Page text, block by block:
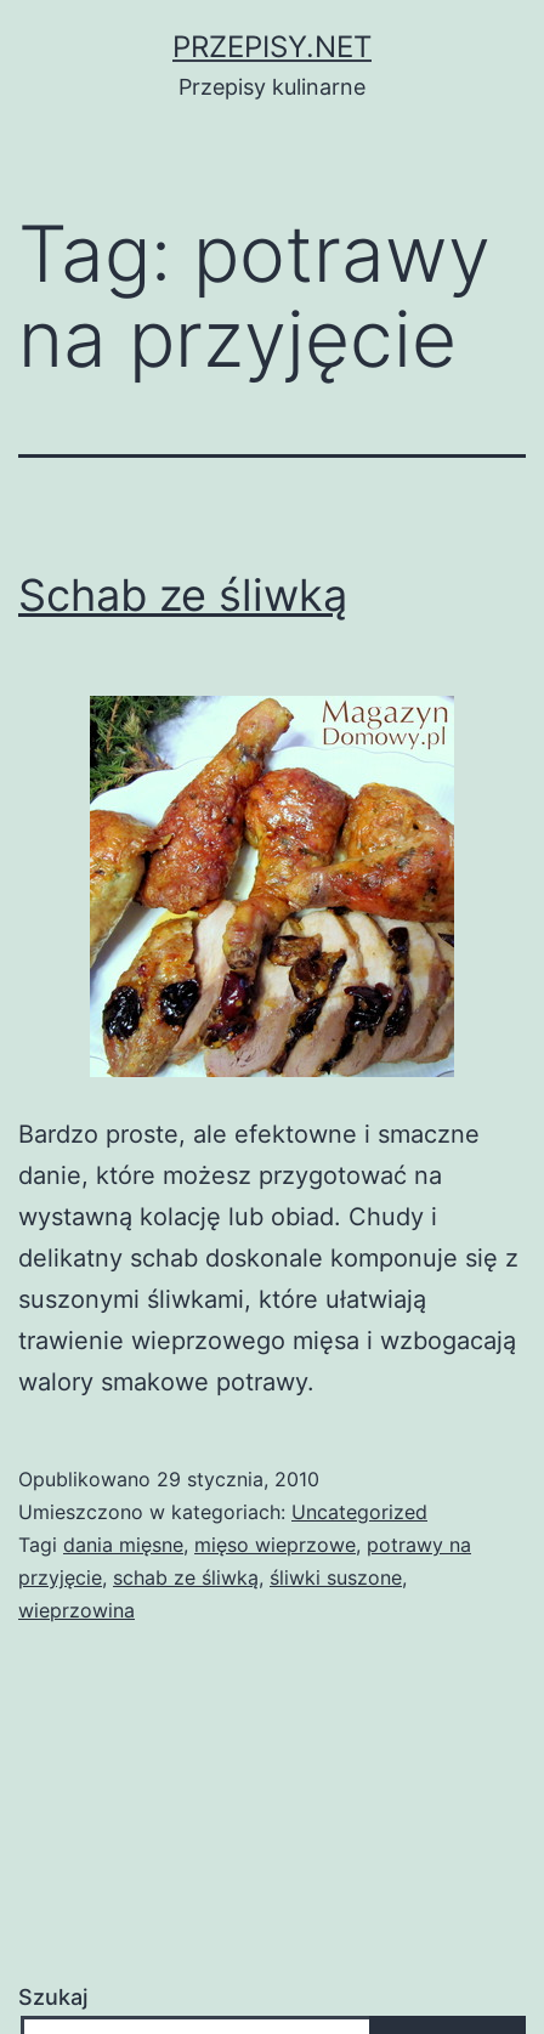
PRZEPISY.NET
Przepisy kulinarne
Tag: potrawy
na przyjęcie
Schab ze śliwką
Bardzo proste, ale efektowne i smaczne
danie, które możesz przygotować na
wystawną kolację lub obiad. Chudy i
delikatny schab doskonale komponuje się z
suszonymi śliwkami, które ułatwiają
trawienie wieprzowego mięsa i wzbogacają
walory smakowe potrawy.
Opublikowano 29 stycznia, 2010
Umieszczono w kategoriach: Uncategorized
Tagi dania mięsne, mięso wieprzowe, potrawy na
przyjęcie, schab ze śliwką, śliwki suszone,
wieprzowina
Szukaj